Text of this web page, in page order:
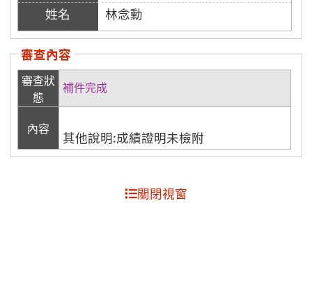
林念勳
審查內容
審查狀
態
補件完成
內容
其他說明:成績證明未檢附
關閉視窗